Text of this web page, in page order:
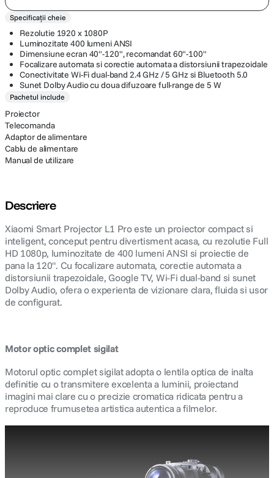
Specificații cheie
Rezolutie 1920 x 1080P
Luminozitate 400 lumeni ANSI
Dimensiune ecran 40"-120", recomandat 60"-100"
Focalizare automata si corectie automata a distorsiunii trapezoidale
Conectivitate Wi-Fi dual-band 2.4 GHz / 5 GHz si Bluetooth 5.0
Sunet Dolby Audio cu doua difuzoare full-range de 5 W
Pachetul include
Proiector
Telecomanda
Adaptor de alimentare
Cablu de alimentare
Manual de utilizare
Descriere
Xiaomi Smart Projector L1 Pro este un proiector compact si
inteligent, conceput pentru divertisment acasa, cu rezolutie Full
HD 1080p, luminozitate de 400 lumeni ANSI si proiectie de
pana la 120". Cu focalizare automata, corectie automata a
distorsiunii trapezoidale, Google TV, Wi-Fi dual-band si sunet
Dolby Audio, ofera o experienta de vizionare clara, fluida si usor
de configurat.
Motor optic complet sigilat
Motorul optic complet sigilat adopta o lentila optica de inalta
definitie cu o transmitere excelenta a luminii, proiectand
imagini mai clare cu o precizie cromatica ridicata pentru a
reproduce frumusetea artistica autentica a filmelor.